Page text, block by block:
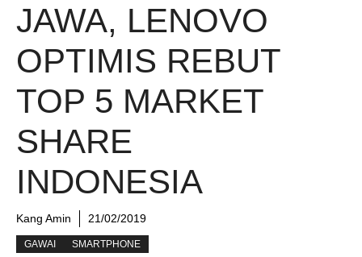
JAWA, LENOVO
OPTIMIS REBUT
TOP 5 MARKET
SHARE
INDONESIA
Kang Amin 21/02/2019
GAWAI SMARTPHONE